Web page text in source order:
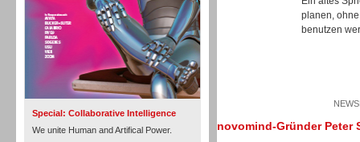
Special: Collaborative Intelligence
We unite Human and Artifical Power.
Inbound
planen,
benutzen
novomind-Gründer Peter